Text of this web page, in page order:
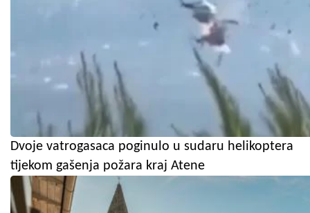
Dvoje vatrogasaca poginulo u sudaru helikoptera
tijekom gašenja požara kraj Atene